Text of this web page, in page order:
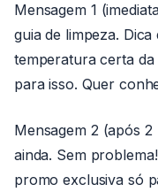
Mensagem 1
guia de limpeza.
temperatura certa da
para isso. Quer
Mensagem 2 (após
ainda. Sem
promo exclusiva só